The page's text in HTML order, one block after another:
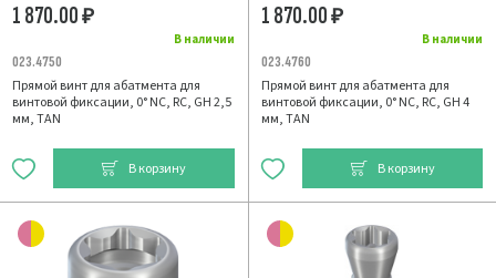
В наличии
1 870.00₽
023.4750
Прямой винт для абатмента для
винтовой фиксации, 0° NC, RC, GH 2,5
мм, TAN
В корзину
В наличии
1 870.00₽
023.4760
Прямой винт для абатмента для
винтовой фиксации, 0° NC, RC, GH 4
мм, TAN
В корзину